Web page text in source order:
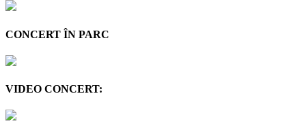
CONCERT ÎN PARC
VIDEO CONCERT: